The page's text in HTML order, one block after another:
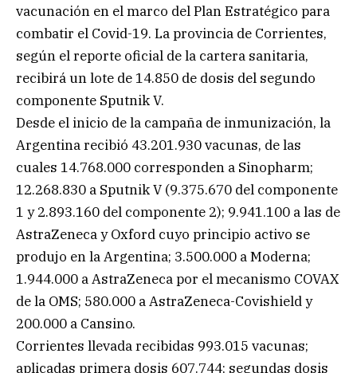
vacunación en el marco del Plan Estratégico para
combatir el Covid-19. La provincia de Corrientes,
según el reporte oficial de la cartera sanitaria,
recibirá un lote de 14.850 de dosis del segundo
componente Sputnik V.
Desde el inicio de la campaña de inmunización, la
Argentina recibió 43.201.930 vacunas, de las
cuales 14.768.000 corresponden a Sinopharm;
12.268.830 a Sputnik V (9.375.670 del componente
1 y 2.893.160 del componente 2); 9.941.100 a las de
AstraZeneca y Oxford cuyo principio activo se
produjo en la Argentina; 3.500.000 a Moderna;
1.944.000 a AstraZeneca por el mecanismo COVAX
de la OMS; 580.000 a AstraZeneca-Covishield y
200.000 a Cansino.
Corrientes llevada recibidas 993.015 vacunas;
aplicadas primera dosis 607.744; segundas dosis